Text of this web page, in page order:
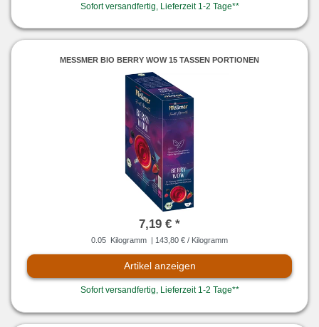
Sofort versandfertig, Lieferzeit 1-2 Tage**
MESSMER BIO BERRY WOW 15 TASSEN PORTIONEN
7,19 € *
0.05 Kilogramm | 143,80 € / Kilogramm
Artikel anzeigen
Sofort versandfertig, Lieferzeit 1-2 Tage**